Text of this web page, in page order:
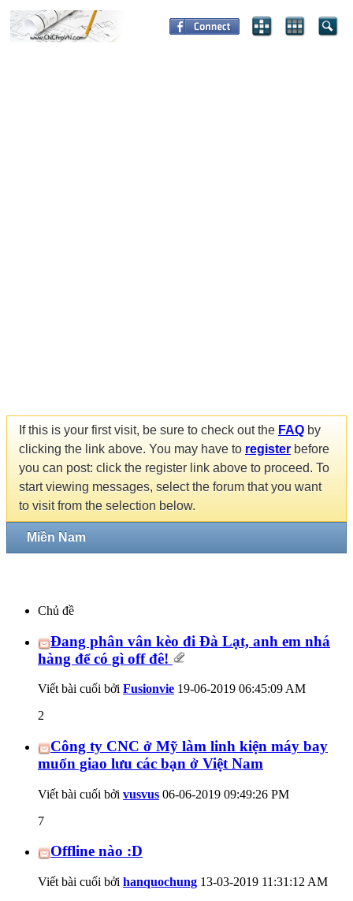
If this is your first visit, be sure to check out the FAQ by
clicking the link above. You may have to register before
you can post: click the register link above to proceed. To
start viewing messages, select the forum that you want
to visit from the selection below.
Miền Nam
Chủ đề
Đang phân vân kèo đi Đà Lạt, anh em nhá
hàng để có gì off đê!
Viết bài cuối bởi Fusionvie 19-06-2019 06:45:09 AM
2
Công ty CNC ở Mỹ làm linh kiện máy bay
muốn giao lưu các bạn ở Việt Nam
Viết bài cuối bởi vusvus 06-06-2019 09:49:26 PM
7
Offline nào :D
Viết bài cuối bởi hanquochung 13-03-2019 11:31:12 AM